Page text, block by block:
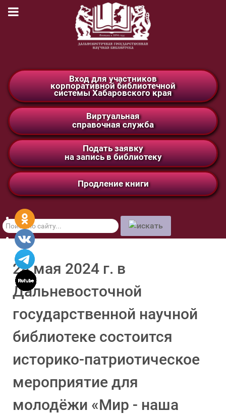
Вход для участников
корпоративной библиотечной
системы Хабаровского края
Виртуальная
справочная служба
Подать заявку
на запись в библиотеку
Продление книги
Поиск
по
сайту
28 мая 2024 г. в
Дальневосточной
государственной научной
библиотеке состоится
историко-патриотическое
мероприятие для
молодёжи «Мир - наша